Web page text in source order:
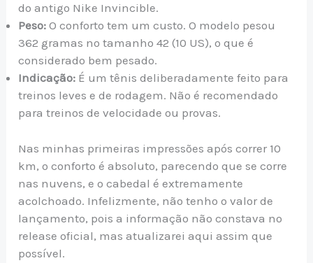
do antigo Nike Invincible.
Peso: O conforto tem um custo. O modelo pesou
362 gramas no tamanho 42 (10 US), o que é
considerado bem pesado.
Indicação: É um tênis deliberadamente feito para
treinos leves e de rodagem. Não é recomendado
para treinos de velocidade ou provas.
Nas minhas primeiras impressões após correr 10
km, o conforto é absoluto, parecendo que se corre
nas nuvens, e o cabedal é extremamente
acolchoado. Infelizmente, não tenho o valor de
lançamento, pois a informação não constava no
release oficial, mas atualizarei aqui assim que
possível.